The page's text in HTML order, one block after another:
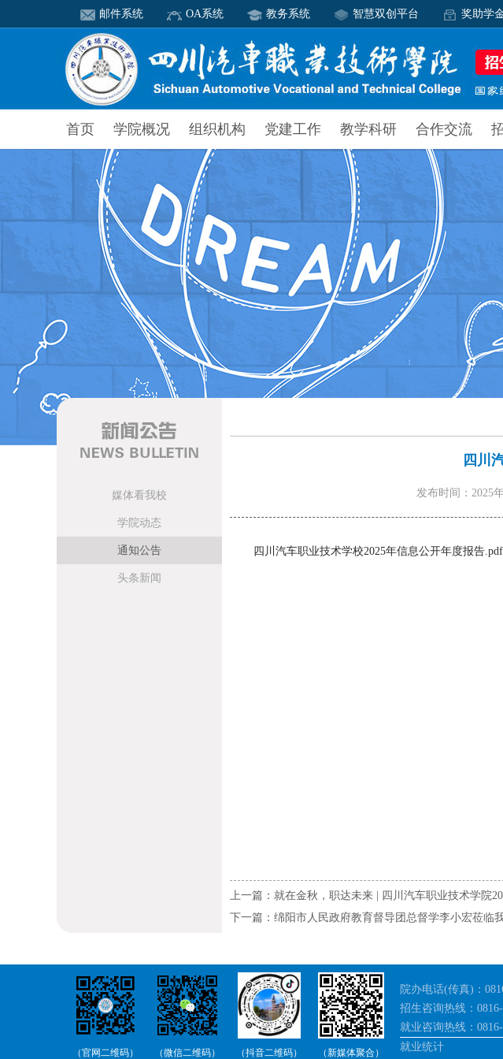
邮件系统 OA系统 教务系统 智慧双创平台 奖助学
首页 学院概况 组织机构 党建工作 教学科研 合作交流
媒体看我校
学院动态
通知公告
头条新闻
四川
发布时间：2025
四川汽车职业技术学校2025年信息公开年度报告.pdf
上一篇：就在金秋，职达未来 | 四川汽车职业技术学院
下一篇：绵阳市人民政府教育督导团总督学李小宏莅
（官网二维码） （微信二维码） （抖音二维码） （新媒体聚合）
院办电话(传真)：
招生咨询热线：0816-
就业咨询热线：0816-
就业统计